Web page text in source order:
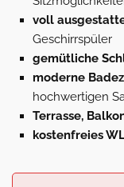
voll
Geschirrspüler
gemütliche
moderne
hochwertigen
Terrasse,
kostenfreies